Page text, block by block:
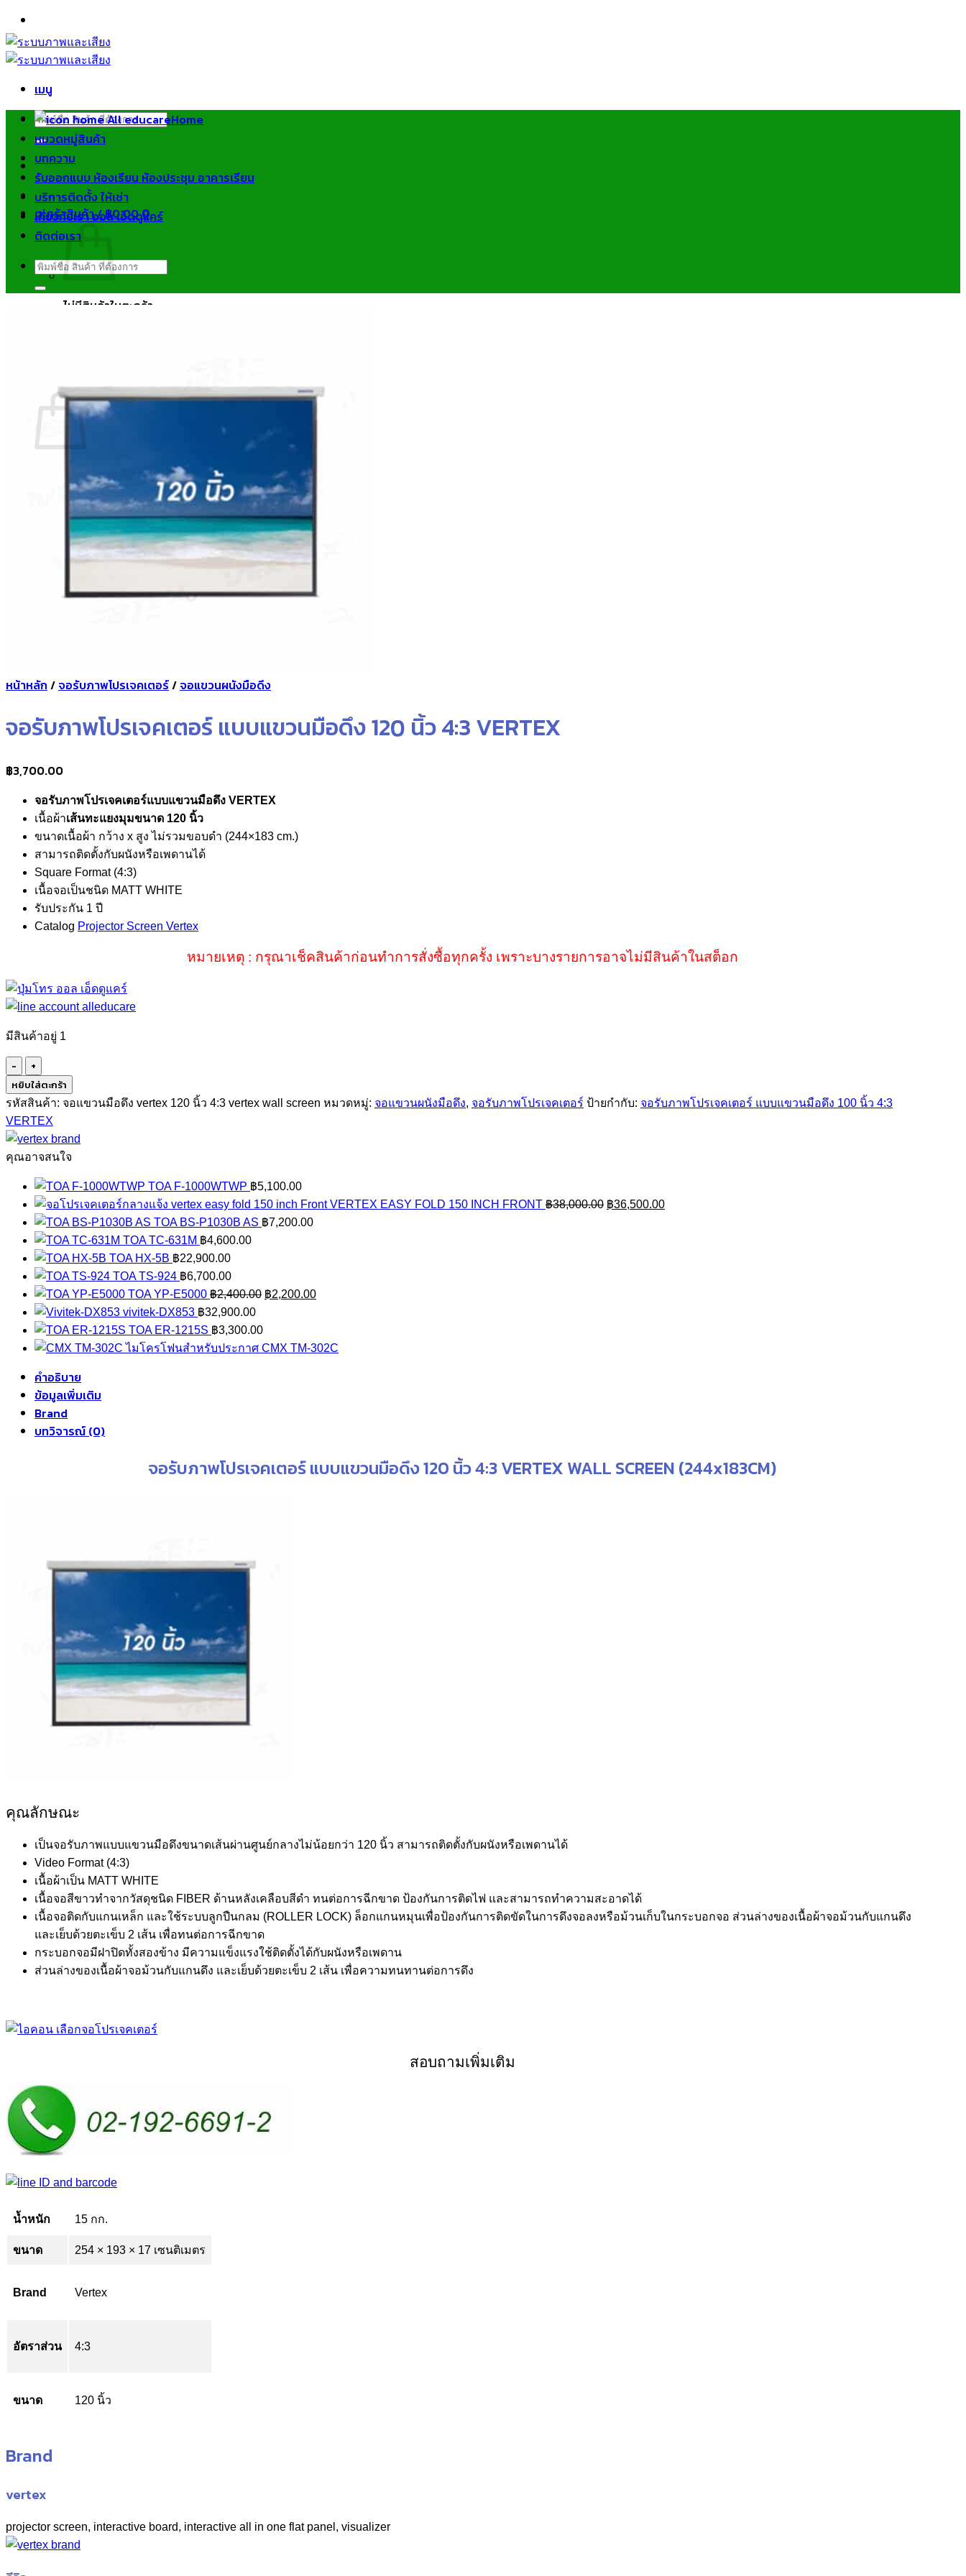
ข้าม
ไป
ยัง
เมนู
ค้นหา:
ตะกร้าสินค้า /฿0.000
ไม่มีสินค้าในตะกร้า
ตะกร้าสินค้า
ไม่มีสินค้าในตะกร้า
กลับสู่หน้าร้านค้า
Home
หมวดหมู่สินค้า
บทความ
รับออกแบบ ห้องเรียน ห้องประชุม อาคารเรียน
บริการติดตั้ง ให้เช่า
เกี่ยวกับเรา ออล เอ็ดดูแคร์
ติดต่อเรา
ค้นหา:
หน้าหลัก / จอรับภาพโปรเจคเตอร์/ จอแขวนผนังมือดึง
จอรับภาพโปรเจคเตอร์ แบบแขวนมือดึง 120 นิ้ว 4:3 VERTEX
฿3,700.00
จอรับภาพโปรเจคเตอร์แบบแขวนมือดึง VERTEX
เนื้อผ้าเส้นทะแยงมุมขนาด 120 นิ้ว
ขนาดเนื้อผ้า กว้าง x สูง ไม่รวมขอบดำ (244×183 cm.)
สามารถติดตั้งกับผนังหรือเพดานได้
Square Format (4:3)
เนื้อจอเป็นชนิด MATT WHITE
รับประกัน 1 ปี
Catalog Projector Screen Vertex
หมายเหตุ : กรุณาเช็คสินค้าก่อนทำการสั่งซื้อทุกครั้ง เพราะบางรายการอาจไม่มีสินค้าในสต็อก
มีสินค้าอยู่ 1
จำนวน
จอ
รับ
ภาพ
โปรเจคเตอร์
แบบ
มือ
ดึง
120
นิ้ว
4:3
VERTEX
ชิ้น
หยิบใส่ตะกร้า
รหัสสินค้า: จอแขวนมือดึง vertex 120 นิ้ว 4:3 vertex wall screen หมวดหมู่: จอแขวนผนังมือดึง, จอรับภาพโปรเจคเตอร์ ป้ายกำกับ: จอรับภาพโปรเจคเตอร์ แบบแขวนมือดึง 100 นิ้ว 4:3
VERTEX
คุณอาจสนใจ
TOA F-1000WTWP ฿5,100.00
VERTEX EASY FOLD 150 INCH FRONT ฿38,000.00 Original
฿36,500.00Current
TOA BS-P1030B AS ฿7,200.00
TOA TC-631M ฿4,600.00
TOA HX-5B ฿22,900.00
TOA TS-924 ฿6,700.00
TOA YP-E5000 ฿2,400.00 Original
฿2,400.00.
฿2,200.00Current
฿2,200.00.
vivitek-DX853 ฿32,900.00
TOA ER-1215S ฿3,300.00
ไมโครโฟนสำหรับประกาศ CMX TM-302C
คำอธิบาย
ข้อมูลเพิ่มเติม
Brand
บทวิจารณ์ (0)
จอรับภาพโปรเจคเตอร์ แบบแขวนมือดึง 120 นิ้ว 4:3 VERTEX WALL SCREEN (244x183CM)
คุณลักษณะ
เป็นจอรับภาพแบบแขวนมือดึงขนาดเส้นผ่านศูนย์กลางไม่น้อยกว่า 120 นิ้ว สามารถติดตั้งกับผนังหรือเพดานได้
Video Format (4:3)
เนื้อผ้าเป็น MATT WHITE
เนื้อจอสีขาวทำจากวัสดุชนิด FIBER ด้านหลังเคลือบสีดำ ทนต่อการฉีกขาด ป้องกันการติดไฟ และสามารถทำความสะอาดได้
เนื้อจอติดกับแกนเหล็ก และใช้ระบบลูกปืนกลม (ROLLER LOCK) ล็อกแกนหมุนเพื่อป้องกันการติดขัดในการดึงจอลงหรือม้วนเก็บในกระบอกจอ ส่วนล่างของเนื้อผ้าจอม้วนกับแกนดึง
และเย็บด้วยตะเข็บ 2 เส้น เพื่อทนต่อการฉีกขาด
กระบอกจอมีฝาปิดทั้งสองข้าง มีความแข็งแรงใช้ติดตั้งได้กับผนังหรือเพดาน
ส่วนล่างของเนื้อผ้าจอม้วนกับแกนดึง และเย็บด้วยตะเข็บ 2 เส้น เพื่อความทนทานต่อการดึง
สอบถามเพิ่มเติม
น้ำหนัก 15 กก.
ขนาด 254 × 193 × 17 เซนติเมตร
Brand Vertex
อัตราส่วน 4:3
ขนาด 120 นิ้ว
Brand
vertex
projector screen, interactive board, interactive all in one flat panel, visualizer